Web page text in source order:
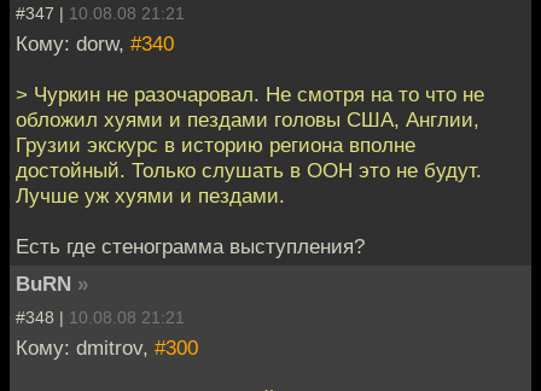
#347 | 10.08.08 21:21
Кому: dorw, #340
> Чуркин не разочаровал. Не смотря на то что не
обложил хуями и пездами головы США, Англии,
Грузии экскурс в историю региона вполне
достойный. Только слушать в ООН это не будут.
Лучше уж хуями и пездами.
Есть где стенограмма выступления?
BuRN »
#348 | 10.08.08 21:21
Кому: dmitrov, #300